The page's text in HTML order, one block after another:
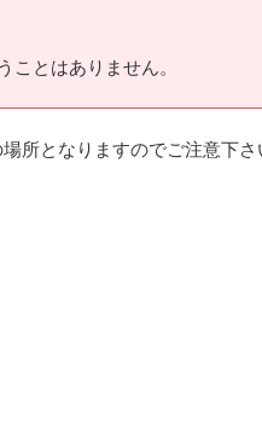
とはありません。
所となりますのでご注意下さ